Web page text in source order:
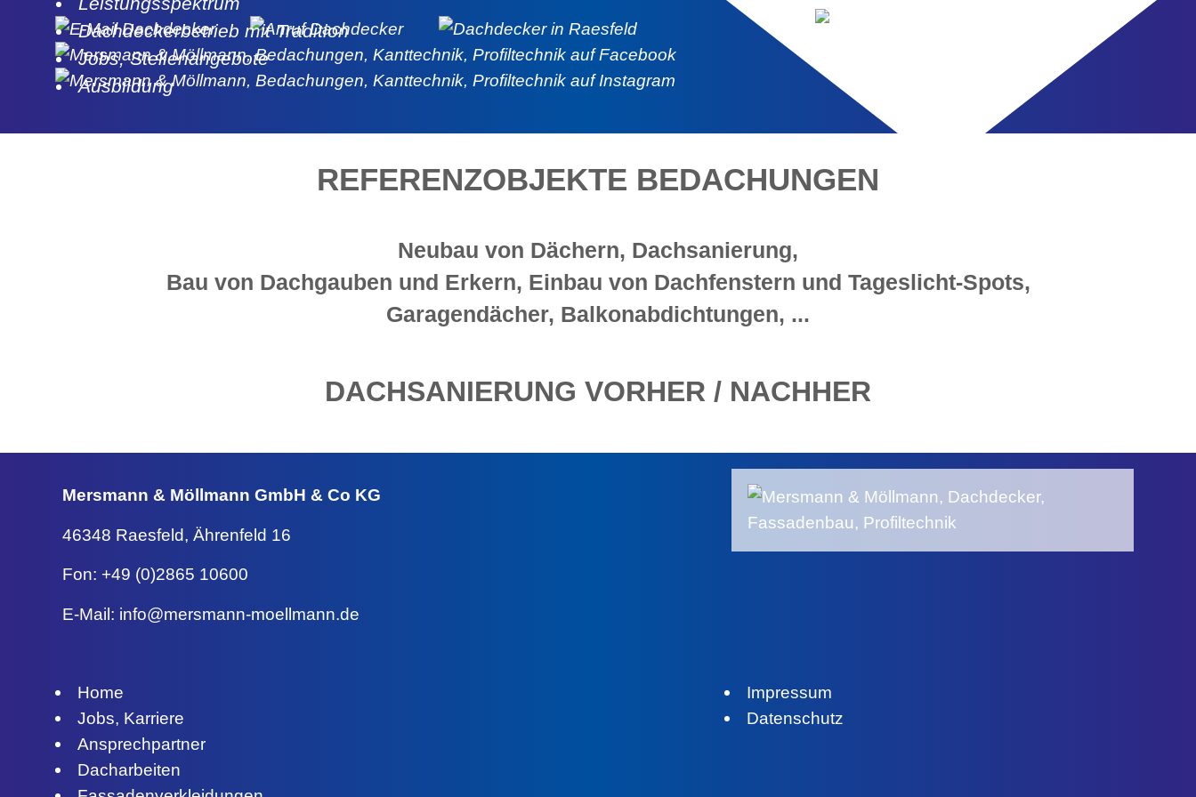
Dachdeckerbetrieb mit Tradition
Jobs, Stellenangebote
Ausbildung
REFERENZOBJEKTE BEDACHUNGEN
Neubau von Dächern, Dachsanierung,
Bau von Dachgauben und Erkern, Einbau von Dachfenstern und Tageslicht-Spots,
Garagendächer, Balkonabdichtungen, ...
DACHSANIERUNG VORHER / NACHHER
Mersmann & MöllmannGmbH & Co KG
46348 Raesfeld,Ährenfeld 16
Fon: +49 (0)2865 10600
E-Mail: info@mersmann-moellmann.de
Home
Jobs, Karriere
Ansprechpartner
Dacharbeiten
Impressum
Datenschutz